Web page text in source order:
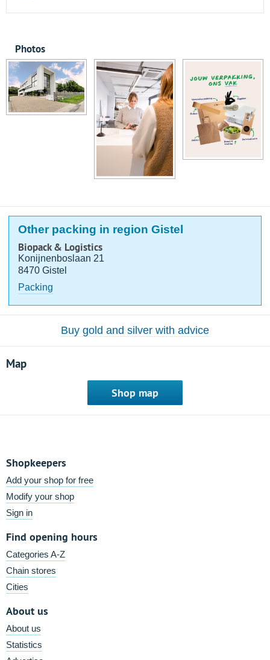
Photos
Other packing in region Gistel
Biopack & Logistics
Konijnenboslaan 21
8470 Gistel
Packing
Buy gold and silver with advice
Map
Shop map
Shopkeepers
Add your shop for free
Modify your shop
Sign in
Find opening hours
Categories A-Z
Chain stores
Cities
About us
About us
Statistics